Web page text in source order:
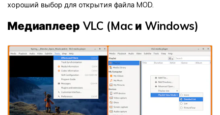
хороший выбор для открытия файла MOD.
Медиаплеер VLC (Mac и Windows)